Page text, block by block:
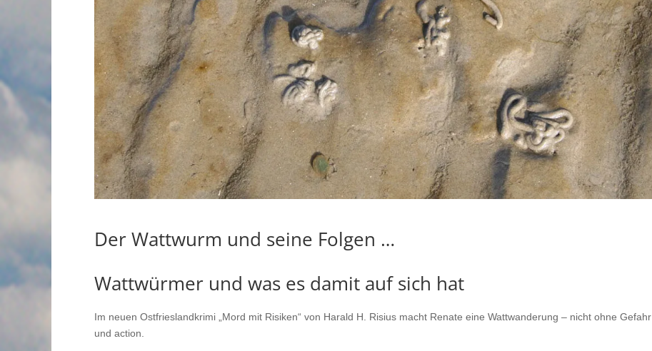
Der Wattwurm und seine Folgen …
Wattwürmer und was es damit auf sich hat
Im neuen Ostfrieslandkrimi „Mord mit Risiken“ von Harald H. Risius macht Renate eine Wattwanderung – nicht ohne Gefahr
und action.